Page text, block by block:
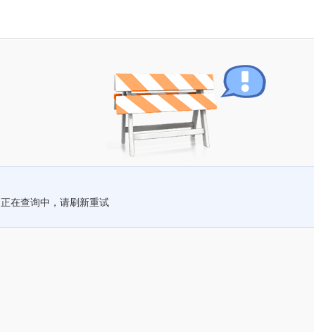
正在查询中，请刷新重试